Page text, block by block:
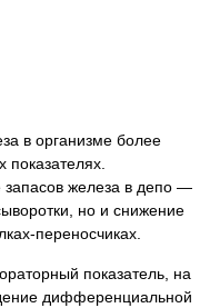
в организме более
запасов железа в депо —
но и снижение
переносчиках.
показатель, на
дифференциальной